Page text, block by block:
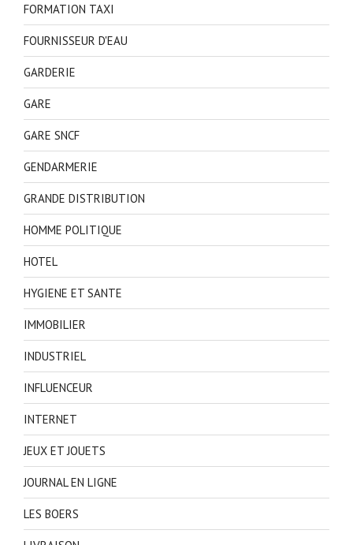
FORMATION TAXI
FOURNISSEUR D'EAU
GARDERIE
GARE
GARE SNCF
GENDARMERIE
GRANDE DISTRIBUTION
HOMME POLITIQUE
HOTEL
HYGIENE ET SANTE
IMMOBILIER
INDUSTRIEL
INFLUENCEUR
INTERNET
JEUX ET JOUETS
JOURNAL EN LIGNE
LES BOERS